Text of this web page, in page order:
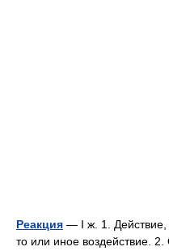
Реакция — I ж. 1. Действие,
то или иное воздействие.